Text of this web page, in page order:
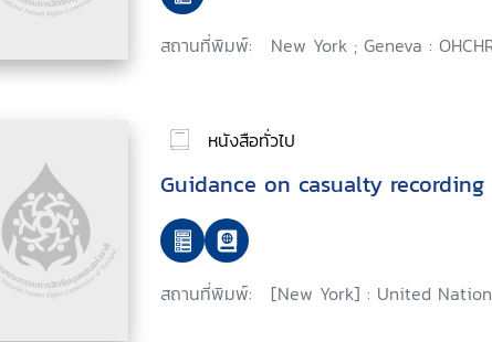
สถานที่พิมพ์: New York ; Geneva :
หนังสือทั่วไป
Guidance on casualty recording
สถานที่พิมพ์: [New York] : United